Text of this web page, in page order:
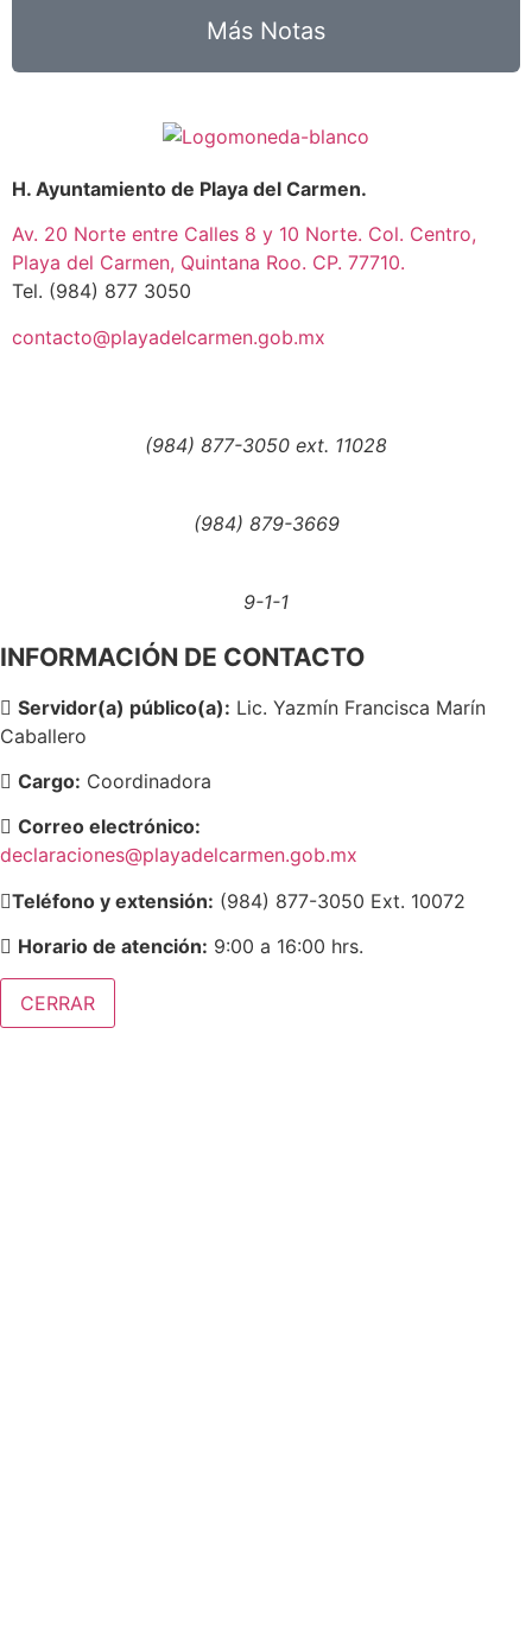
Más Notas
H. Ayuntamiento de Playa del Carmen.
Av. 20 Norte entre Calles 8 y 10 Norte. Col. Centro,
Playa del Carmen, Quintana Roo. CP. 77710.
Tel. (984) 877 3050
contacto@playadelcarmen.gob.mx
(984) 877-3050 ext. 11028
(984) 879-3669
9-1-1
INFORMACIÓN DE CONTACTO
Servidor(a) público(a): Lic. Yazmín Francisca Marín
Caballero
Cargo: Coordinadora
Correo electrónico:
declaraciones@playadelcarmen.gob.mx
Teléfono y extensión: (984) 877-3050 Ext. 10072
Horario de atención: 9:00 a 16:00 hrs.
CERRAR